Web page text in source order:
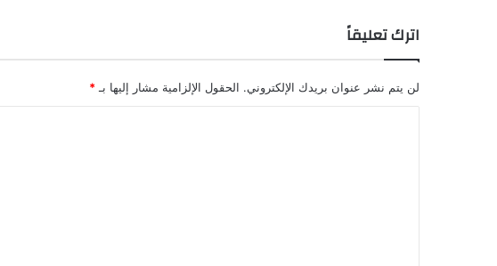
اترك تعليقاً
لن يتم نشر عنوان بريدك الإلكتروني. الحقول الإلزامية مشار إليها بـ *